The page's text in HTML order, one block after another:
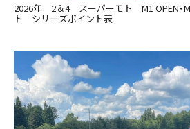
2026年 2＆4 スーパーモト M1 OPEN・
ト シリーズポイント表